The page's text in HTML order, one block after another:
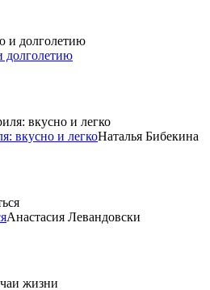
долголетию
вкусно и легкоНаталья Бибекина
Анастасия Левандовски